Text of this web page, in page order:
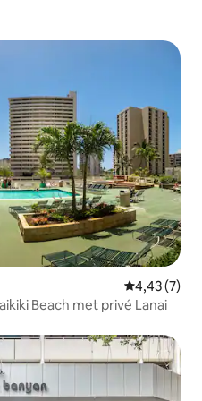
4,43 (7)
Beach met privé Lanai